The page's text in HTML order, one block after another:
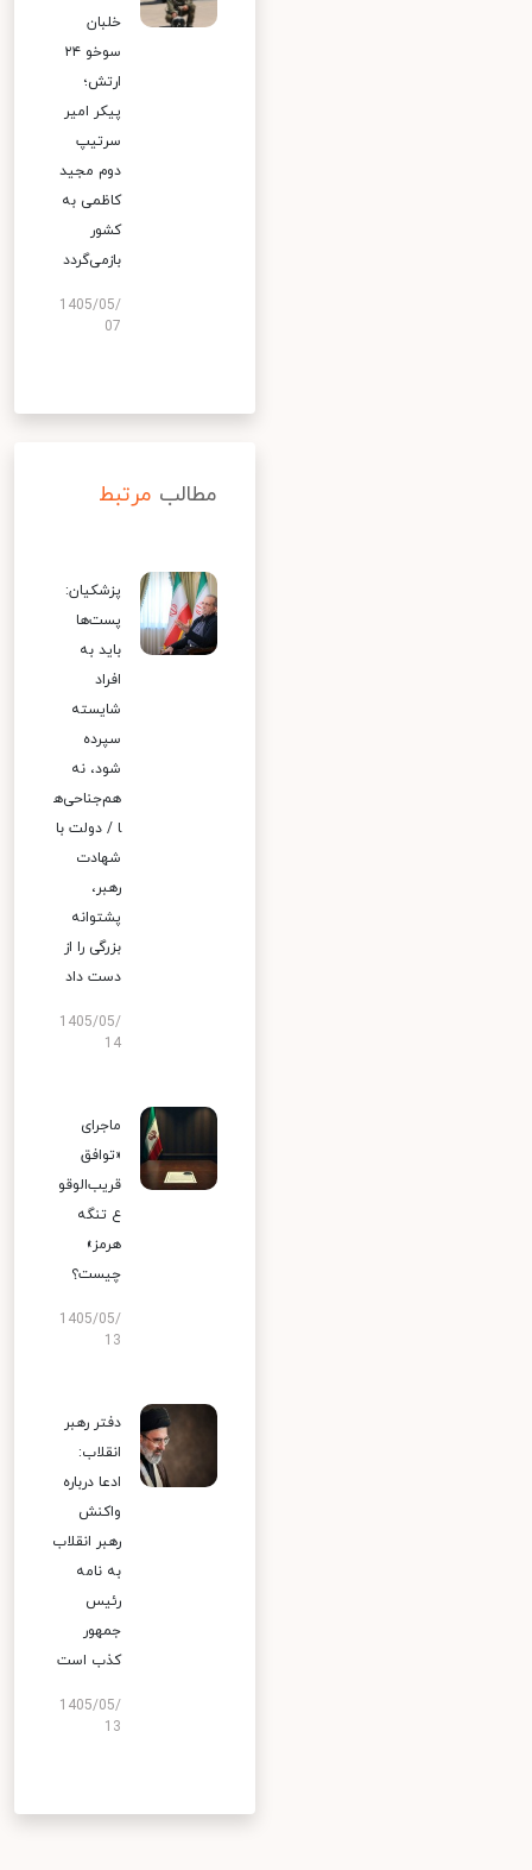
خلبان
سوخو ۲۴
ارتش؛
پیکر امیر
سرتیپ
دوم مجید
کاظمی به
کشور
بازمی‌گردد
1405/05/
07
مطالب مرتبط
پزشکیان:
پست‌ها
باید به
افراد
شایسته
سپرده
شود، نه
هم‌جناحی‌ه
ا / دولت با
شهادت
رهبر،
پشتوانه
بزرگی را از
دست داد
1405/05/
14
ماجرای
«توافق
قریب‌الوقو
ع تنگه
هرمز»
چیست؟
1405/05/
13
دفتر رهبر
انقلاب:
ادعا درباره
واکنش
رهبر انقلاب
به نامه
رئیس
جمهور
کذب است
1405/05/
13